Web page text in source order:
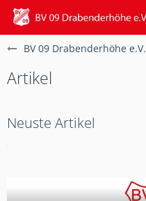
BV 09 Drabenderhöhe e.V.
Artikel
Neuste Artikel